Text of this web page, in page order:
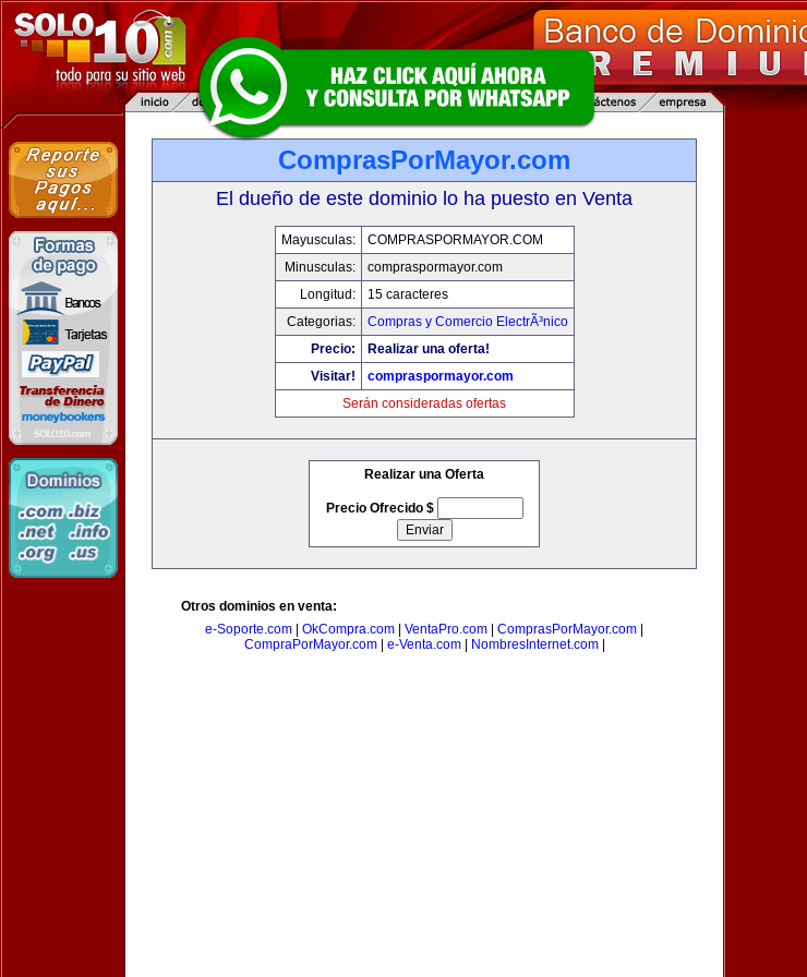
ComprasPorMayor.com
El dueño de este dominio lo ha puesto en Venta
Mayusculas:
COMPRASPORMAYOR.COM
Minusculas:
compraspormayor.com
Longitud:
15 caracteres
Categorias:
Compras y Comercio ElectrÃ³nico
Precio:
Realizar una oferta!
Visitar!
compraspormayor.com
Serán consideradas ofertas
Realizar una Oferta
Precio Ofrecido $
Otros dominios en venta:
e-Soporte.com
OkCompra.com VentaPro.com ComprasPorMayor.com
CompraPorMayor.com| e-Venta.com| NombresInternet.com|